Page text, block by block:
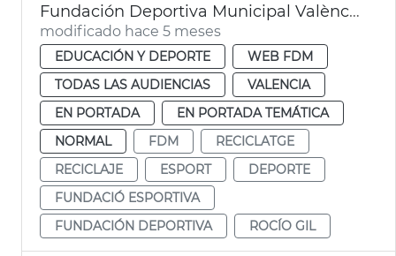
Fundación Deportiva Municipal València participa en recogida tapones para reciclaje
modificado hace 5 meses
EDUCACIÓN Y DEPORTE
WEB FDM
TODAS LAS AUDIENCIAS
VALENCIA
EN PORTADA
EN PORTADA TEMÁTICA
NORMAL
FDM
RECICLATGE
RECICLAJE
ESPORT
DEPORTE
FUNDACIÓ ESPORTIVA
FUNDACIÓN DEPORTIVA
ROCÍO GIL